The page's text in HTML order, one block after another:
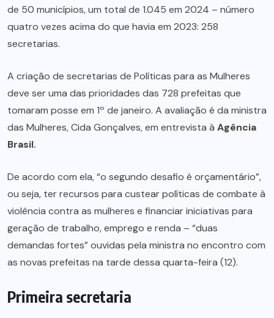
de 50 municípios, um total de 1.045 em 2024 – número
quatro vezes acima do que havia em 2023: 258
secretarias.
A criação de secretarias de Políticas para as Mulheres
deve ser uma das prioridades das 728 prefeitas que
tomaram posse em 1º de janeiro. A avaliação é da ministra
das Mulheres, Cida Gonçalves, em entrevista à Agência
Brasil.
De acordo com ela, “o segundo desafio é orçamentário”,
ou seja, ter recursos para custear políticas de combate à
violência contra as mulheres e financiar iniciativas para
geração de trabalho, emprego e renda – “duas
demandas fortes” ouvidas pela ministra no encontro com
as novas prefeitas na tarde dessa quarta-feira (12).
Primeira secretaria